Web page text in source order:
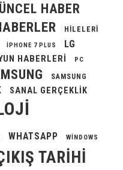
HABER
HILELERI
IPHONE 7 PLUS LG
HABERLERI PC
SAMSUNG
SANAL GERÇEKLIK
WHATSAPP WINDOWS
TARIHI